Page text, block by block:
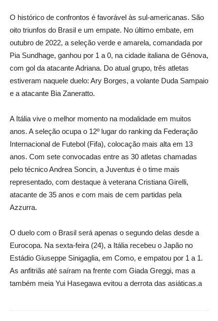
O histórico de confrontos é favorável às sul-americanas. São
oito triunfos do Brasil e um empate. No último embate, em
outubro de 2022, a seleção verde e amarela, comandada por
Pia Sundhage, ganhou por 1 a 0, na cidade italiana de Gênova,
com gol da atacante Adriana. Do atual grupo, três atletas
estiveram naquele duelo: Ary Borges, a volante Duda Sampaio
e a atacante Bia Zaneratto.
A Itália vive o melhor momento na modalidade em muitos
anos. A seleção ocupa o 12º lugar do ranking da Federação
Internacional de Futebol (Fifa), colocação mais alta em 13
anos. Com sete convocadas entre as 30 atletas chamadas
pelo técnico Andrea Soncin, a Juventus é o time mais
representado, com destaque à veterana Cristiana Girelli,
atacante de 35 anos e com mais de cem partidas pela
Azzurra.
O duelo com o Brasil será apenas o segundo delas desde a
Eurocopa. Na sexta-feira (24), a Itália recebeu o Japão no
Estádio Giuseppe Sinigaglia, em Como, e empatou por 1 a 1.
As anfitriãs até saíram na frente com Giada Greggi, mas a
também meia Yui Hasegawa evitou a derrota das asiáticas.a